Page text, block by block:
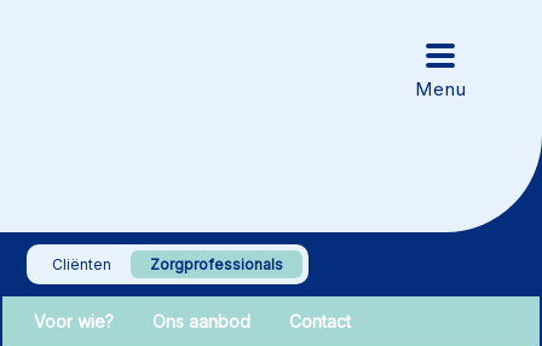
Cliënten Zorgprofessionals
Voor wie? Ons aanbod Contact